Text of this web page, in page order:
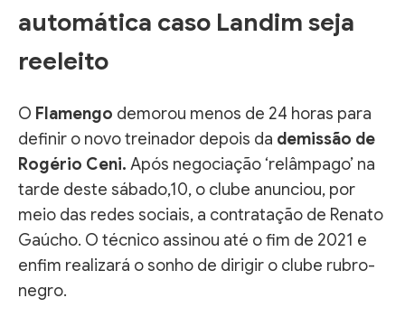
automática caso Landim seja
reeleito
O Flamengo demorou menos de 24 horas para
definir o novo treinador depois da demissão de
Rogério Ceni. Após negociação ‘relâmpago’ na
tarde deste sábado,10, o clube anunciou, por
meio das redes sociais, a contratação de Renato
Gaúcho. O técnico assinou até o fim de 2021 e
enfim realizará o sonho de dirigir o clube rubro-
negro.